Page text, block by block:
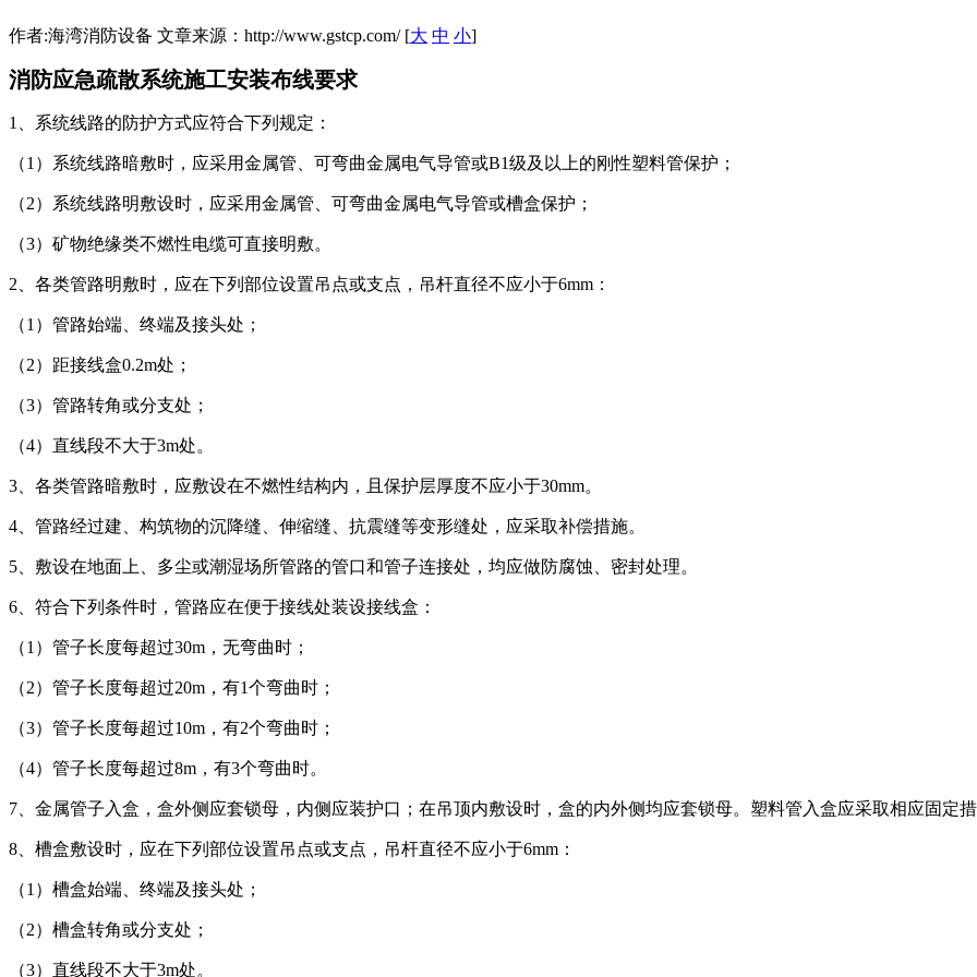
作者:海湾消防设备 文章来源：http://www.gstcp.com/ [大 中 小]
消防应急疏散系统施工安装布线要求
1、系统线路的防护方式应符合下列规定：
（1）系统线路暗敷时，应采用金属管、可弯曲金属电气导管或B1级及以上的刚性塑料管保护；
（2）系统线路明敷设时，应采用金属管、可弯曲金属电气导管或槽盒保护；
（3）矿物绝缘类不燃性电缆可直接明敷。
2、各类管路明敷时，应在下列部位设置吊点或支点，吊杆直径不应小于6mm：
（1）管路始端、终端及接头处；
（2）距接线盒0.2m处；
（3）管路转角或分支处；
（4）直线段不大于3m处。
3、各类管路暗敷时，应敷设在不燃性结构内，且保护层厚度不应小于30mm。
4、管路经过建、构筑物的沉降缝、伸缩缝、抗震缝等变形缝处，应采取补偿措施。
5、敷设在地面上、多尘或潮湿场所管路的管口和管子连接处，均应做防腐蚀、密封处理。
6、符合下列条件时，管路应在便于接线处装设接线盒：
（1）管子长度每超过30m，无弯曲时；
（2）管子长度每超过20m，有1个弯曲时；
（3）管子长度每超过10m，有2个弯曲时；
（4）管子长度每超过8m，有3个弯曲时。
7、金属管子入盒，盒外侧应套锁母，内侧应装护口；在吊顶内敷设时，盒的内外侧均应套锁母。塑料管入盒应采取相应固定
8、槽盒敷设时，应在下列部位设置吊点或支点，吊杆直径不应小于6mm：
（1）槽盒始端、终端及接头处；
（2）槽盒转角或分支处；
（3）直线段不大于3m处。